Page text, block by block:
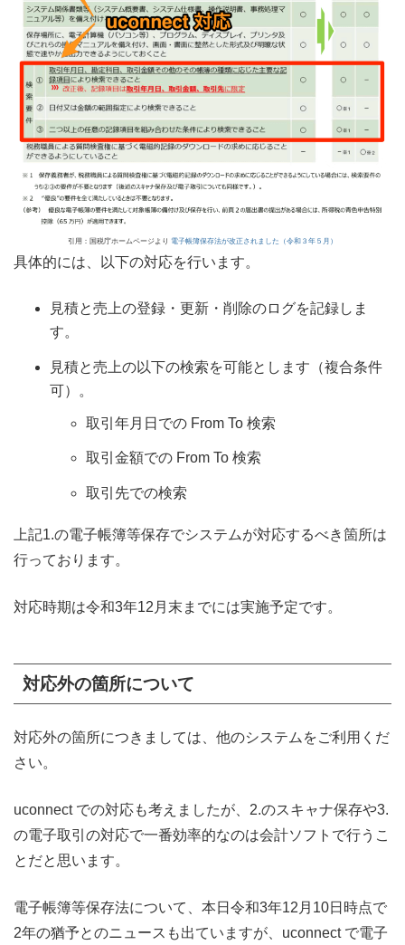
引用：国税庁ホームページより 電子帳簿保存法が改正されました（令和３年５月）
具体的には、以下の対応を行います。
見積と売上の登録・更新・削除のログを記録しま
す。
見積と売上の以下の検索を可能とします（複合条件
可）。
取引年月日での From To 検索
取引金額での From To 検索
取引先での検索
上記1.の電子帳簿等保存でシステムが対応するべき箇所は
行っております。
対応時期は令和3年12月末までには実施予定です。
対応外の箇所について
対応外の箇所につきましては、他のシステムをご利用くだ
さい。
uconnect での対応も考えましたが、2.のスキャナ保存や3.
の電子取引の対応で一番効率的なのは会計ソフトで行うこ
とだと思います。
電子帳簿等保存法について、本日令和3年12月10日時点で
2年の猶予とのニュースも出ていますが、uconnect で電子